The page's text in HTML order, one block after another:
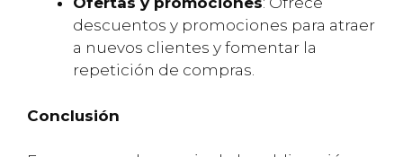
descuentos y promociones para atraer
a nuevos clientes y fomentar la
repetición de compras.
Conclusión